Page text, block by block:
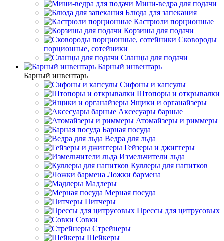
Мини-ведра для подачи
Блюда для запекания
Кастрюли порционные
Корзины для подачи
Сковороды
порционные, сотейники
Сланцы для подачи
Барный инвентарь
Барный инвентарь
Сифоны и капсулы
Штопоры и открывалки
Ящики и органайзеры
Аксесуары барные
Атомайзеры и риммеры
Барная посуда
Ведра для льда
Гейзеры и джиггеры
Измельчители льда
Куллеры для напитков
Ложки бармена
Мадлеры
Мерная посуда
Питчеры
Прессы для цитрусовых
Совки
Стрейнеры
Шейкеры